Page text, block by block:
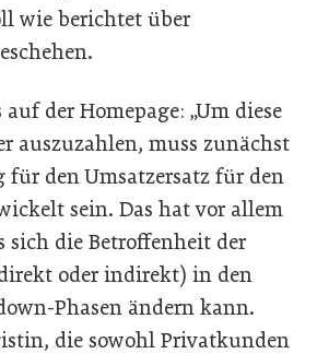
wie berichtet über
der Homepage: „Um diese
auszuzahlen, muss zunächst
für den Umsatzersatz für den
sein. Das hat vor allem
sich die Betroffenheit der
oder indirekt) in den
Phasen ändern kann.
die sowohl Privatkunden